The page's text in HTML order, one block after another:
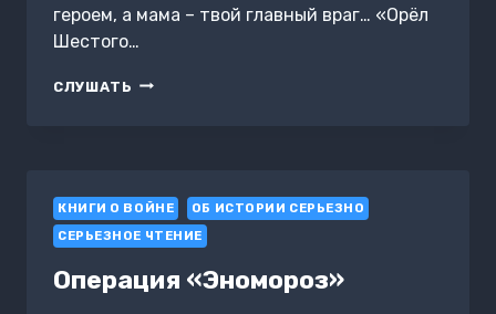
героем, а мама – твой главный враг… «Орёл
Шестого…
СЛУШАТЬ ОРЁЛ
КНИГИ О ВОЙНЕ
ОБ ИСТОРИИ СЕРЬЕЗНО
СЕРЬЕЗНОЕ ЧТЕНИЕ
Операция «Эномороз»